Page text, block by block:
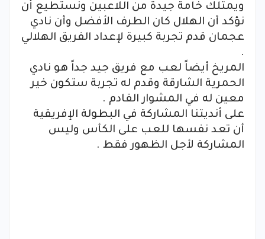
ويمتلك خامة جيدة من اللاعبين ونستطيع أن
نؤكد أن الهلال كان الطرف الأفضل وأن نادي
عجمان قدم تجربة كبيرة لإعداد الفريق الهلالي
.
المريخ أيضاً لعب مع فريق جيد جداً هو نادي
الحمرية الشارقة وقدم له تجربة ستكون خير
معين له في المشوار القادم .
على أنديتنا المشاركة في البطولة الإفريقية
أن تعد نفسها للعب على الكأس وليس
المشاركة لأجل الظهور فقط .